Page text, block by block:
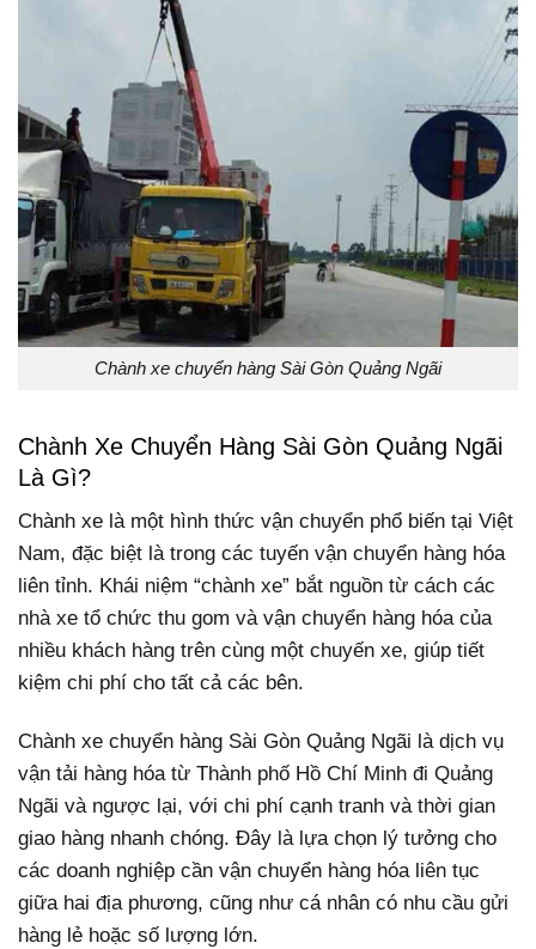
Chành xe chuyển hàng Sài Gòn Quảng Ngãi
Chành Xe Chuyển Hàng Sài Gòn Quảng Ngãi
Là Gì?
Chành xe là một hình thức vận chuyển phổ biến tại Việt
Nam, đặc biệt là trong các tuyến vận chuyển hàng hóa
liên tỉnh. Khái niệm “chành xe” bắt nguồn từ cách các
nhà xe tổ chức thu gom và vận chuyển hàng hóa của
nhiều khách hàng trên cùng một chuyến xe, giúp tiết
kiệm chi phí cho tất cả các bên.
Chành xe chuyển hàng Sài Gòn Quảng Ngãi là dịch vụ
vận tải hàng hóa từ Thành phố Hồ Chí Minh đi Quảng
Ngãi và ngược lại, với chi phí cạnh tranh và thời gian
giao hàng nhanh chóng. Đây là lựa chọn lý tưởng cho
các doanh nghiệp cần vận chuyển hàng hóa liên tục
giữa hai địa phương, cũng như cá nhân có nhu cầu gửi
hàng lẻ hoặc số lượng lớn.